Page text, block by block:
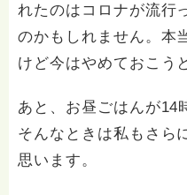
れたのはコロナが流行
のかもしれません。本
けど今はやめておこう
あと、お昼ごはんが14
そんなときは私もさら
思います。